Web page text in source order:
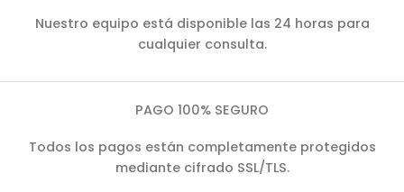
Nuestro equipo está disponible las 24 horas para
cualquier consulta.
PAGO 100% SEGURO
Todos los pagos están completamente protegidos
mediante cifrado SSL/TLS.